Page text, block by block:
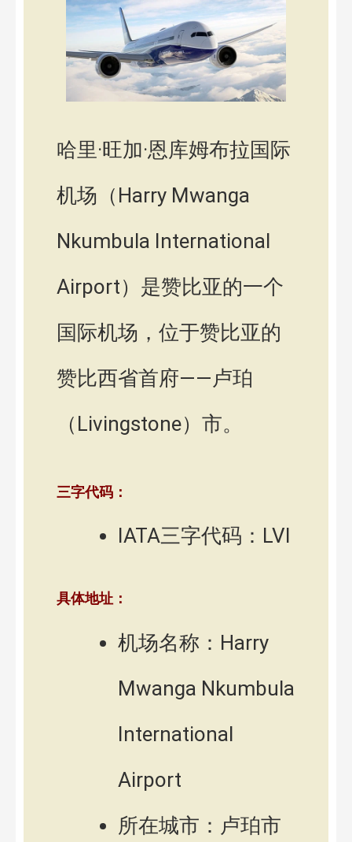
哈里·旺加·恩库姆布拉国际
机场（Harry Mwanga
Nkumbula International
Airport）是赞比亚的一个
国际机场，位于赞比亚的
赞比西省首府——卢珀
（Livingstone）市。
三字代码：
IATA三字代码：LVI
具体地址：
机场名称：Harry
Mwanga Nkumbula
International
Airport
所在城市：卢珀市